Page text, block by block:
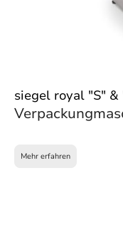
siegel royal "S" &
Mehr erfahren